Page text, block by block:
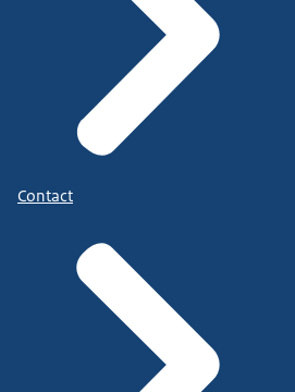
Contact